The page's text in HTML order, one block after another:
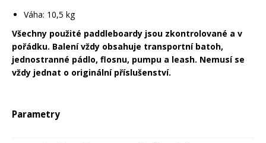
Váha: 10,5 kg
Všechny použité paddleboardy jsou zkontrolované a v
pořádku. Balení vždy obsahuje transportní batoh,
jednostranné pádlo, flosnu, pumpu a leash. Nemusí se
vždy jednat o originální příslušenství.
Parametry